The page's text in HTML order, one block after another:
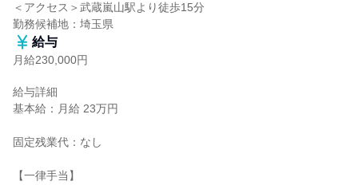
＜アクセス＞武蔵嵐山駅より徒歩15分
勤務候補地：埼玉県
給与
月給230,000円
給与詳細
基本給：月給 23万円
固定残業代：なし
【一律手当】